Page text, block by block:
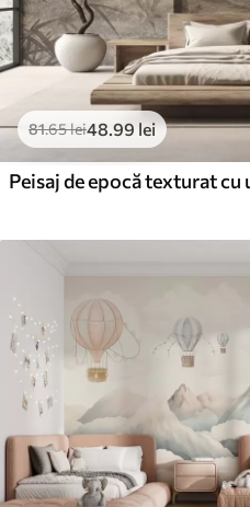
81.65lei48 .99 lei